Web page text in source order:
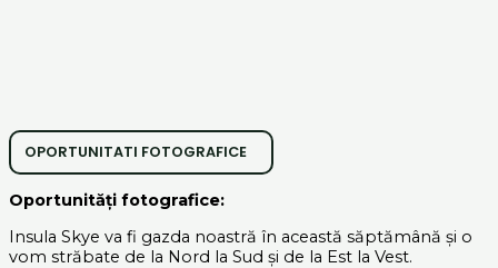
OPORTUNITATI FOTOGRAFICE
Oportunități fotografice:
Insula Skye va fi gazda noastră în această săptămână și o
vom străbate de la Nord la Sud și de la Est la Vest.